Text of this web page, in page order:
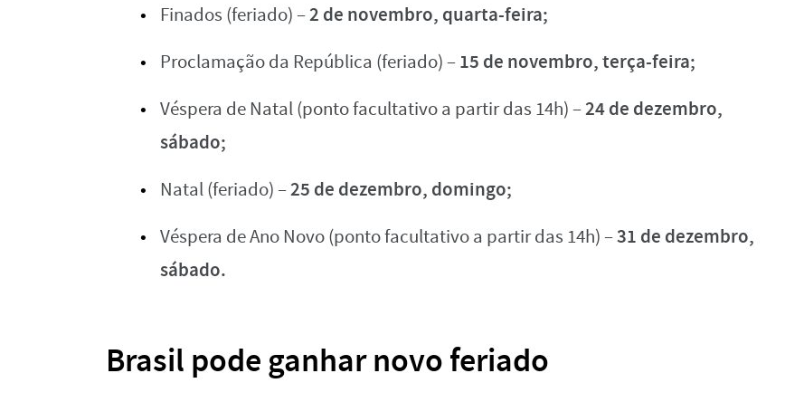
Finados (feriado) –2 de novembro, quarta-feira;
Proclamação da República (feriado) –15 de novembro, terça-feira;
Véspera de Natal (ponto facultativo a partir das 14h) –24 de dezembro,
sábado;
Natal (feriado) –25 de dezembro, domingo;
Véspera de Ano Novo (ponto facultativo a partir das 14h) –31 de dezembro,
sábado.
Brasil pode ganhar novo feriado